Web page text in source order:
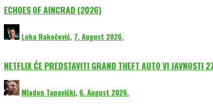
ECHOES OF AINCRAD (2026)
Luka Rakočević, 7. August 2026.
NETFLIX ĆE PREDSTAVITI GRAND THEFT AUTO VI JAVNOSTI
Mladen Tapavički, 6. August 2026.